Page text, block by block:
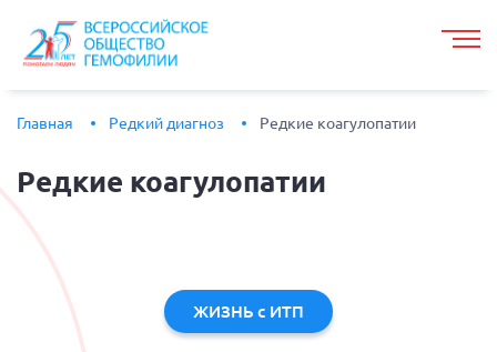
Главная Редкий диагноз Редкие коагулопатии
Редкие коагулопатии
ЖИЗНЬ с ИТП